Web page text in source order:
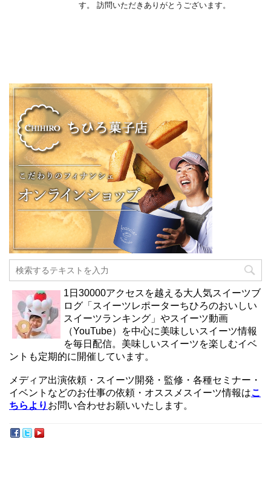
す。 訪問いただきありがとうございます。
1日30000アクセスを越える大人気スイーツブ
ログ「スイーツレポーターちひろのおいしい
スイーツランキング」やスイーツ動画
（YouTube）を中心に美味しいスイーツ情報
を毎日配信。美味しいスイーツを楽しむイベ
ントも定期的に開催しています。
メディア出演依頼・スイーツ開発・監修・各種セミナー・
イベントなどのお仕事の依頼・オススメスイーツ情報はこ
ちらより お問い合わせお願いいたします。